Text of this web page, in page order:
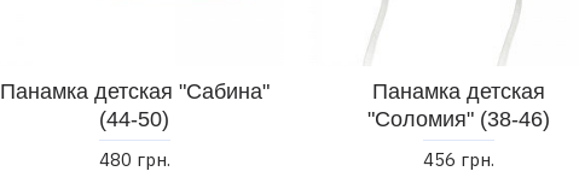
Панамка детская "Сабина"
(44-50)
480 грн.
Панамка детская
"Соломия" (38-46)
456 грн.